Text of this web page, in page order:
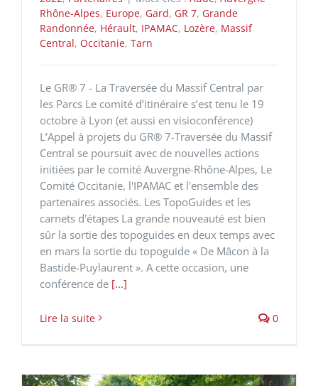
Rhône-Alpes, Europe, Gard, GR 7, Grande
Randonnée, Hérault, IPAMAC, Lozère, Massif
Central, Occitanie, Tarn
Le GR® 7 - La Traversée du Massif Central par
les Parcs Le comité d’itinéraire s’est tenu le 19
octobre à Lyon (et aussi en visioconférence)
L’Appel à projets du GR® 7-Traversée du Massif
Central se poursuit avec de nouvelles actions
initiées par le comité Auvergne-Rhône-Alpes, Le
Comité Occitanie, l'IPAMAC et l'ensemble des
partenaires associés. Les TopoGuides et les
carnets d'étapes La grande nouveauté est bien
sûr la sortie des topoguides en deux temps avec
en mars la sortie du topoguide « De Mâcon à la
Bastide-Puylaurent ». A cette occasion, une
conférence de [...]
Lire la suite 0